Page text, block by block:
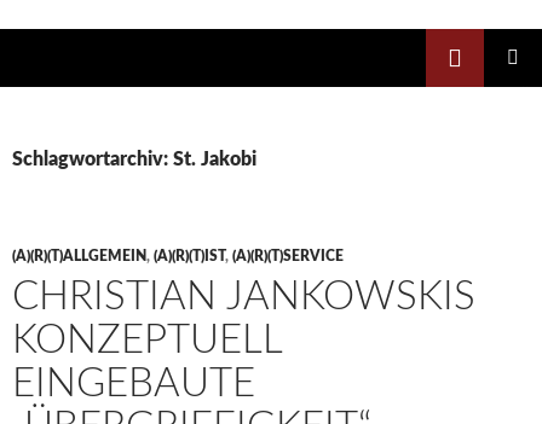
Schlagwortarchiv: St. Jakobi
(A)(R)(T)ALLGEMEIN, (A)(R)(T)IST, (A)(R)(T)SERVICE
CHRISTIAN JANKOWSKIS
KONZEPTUELL
EINGEBAUTE